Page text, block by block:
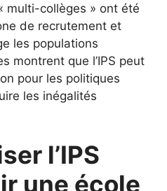
multi-collèges » ont été
de recrutement et
les populations
montrent que l’IPS peut
pour les politiques
les inégalités
l’IPS
une école